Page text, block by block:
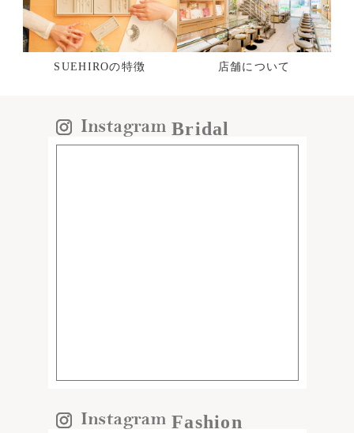
SUEHIROの特徴 店舗について
Bridal
Fashion